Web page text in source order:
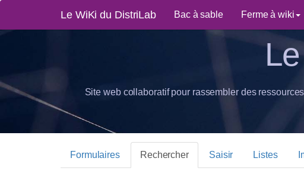
Le WiKi du DistriLab Bac à sable Ferme à wiki
Site web collaboratif pour rassembler des
Formulaires Rechercher Saisir Listes